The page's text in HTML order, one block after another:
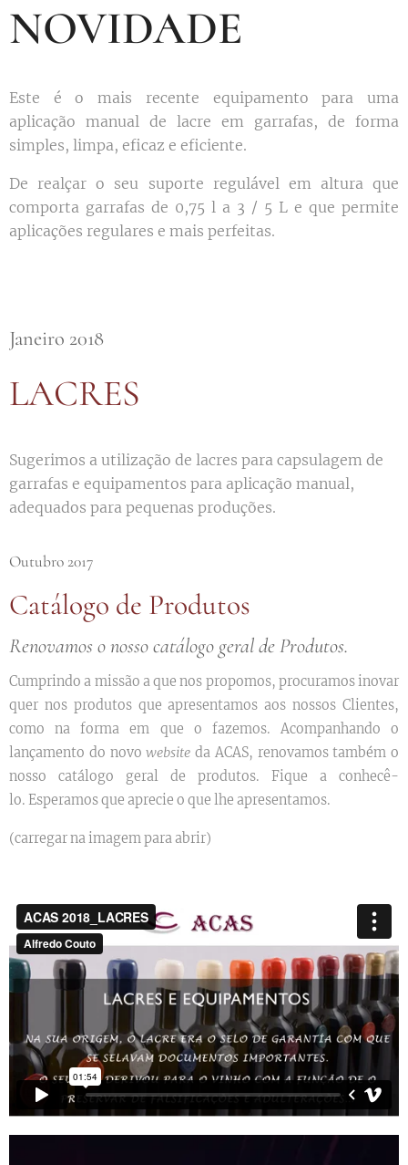
NOVIDADE
Este é o mais recente equipamento para uma
aplicação manual de lacre em garrafas, de forma
simples, limpa, eficaz e eficiente.
De realçar o seu suporte regulável em altura que
comporta garrafas de 0,75 l a 3 / 5 L e que permite
aplicações regulares e mais perfeitas.
Janeiro 2018
LACRES
Sugerimos a utilização de lacres para capsulagem de
garrafas e equipamentos para aplicação manual,
adequados para pequenas produções.
Outubro 2017
Catálogo de Produtos
Renovamos o nosso catálogo geral de Produtos.
Cumprindo a missão a que nos propomos, procuramos inovar
quer nos produtos que apresentamos aos nossos Clientes,
como na forma em que o fazemos.
Acompanhando o
lançamento do novowebsite da ACAS, renovamos também o
nosso catálogo geral de produtos. Fique a conhecê-
lo. Esperamos que aprecie o que lhe apresentamos.
(carregar na imagem para abrir)